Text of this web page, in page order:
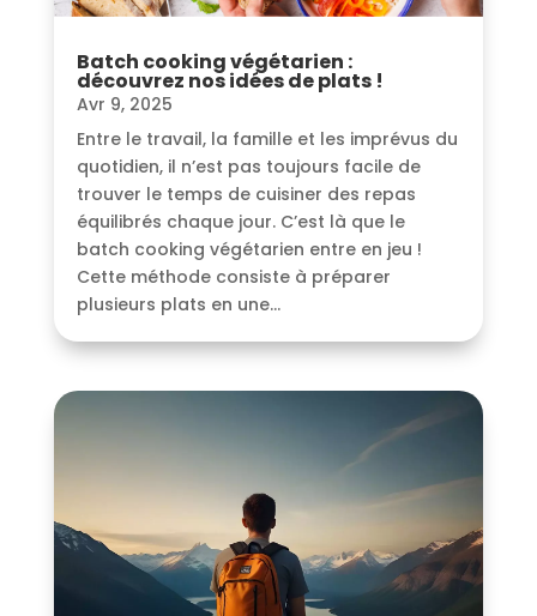
Batch cooking végétarien :
découvrez nos idées de plats !
Avr 9, 2025
Entre le travail, la famille et les imprévus du
quotidien, il n’est pas toujours facile de
trouver le temps de cuisiner des repas
équilibrés chaque jour. C’est là que le
batch cooking végétarien entre en jeu !
Cette méthode consiste à préparer
plusieurs plats en une...